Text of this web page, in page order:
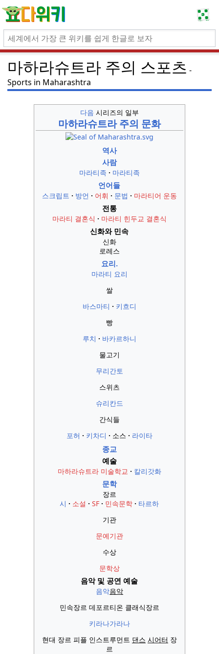
마하라슈트라 주의 스포츠
Sports in Maharashtra
다음 시리즈의 일부
마하라슈트라 주의 문화
역사
사람
마라티족 마라티족
언어들
스크립트 방언 어휘 문법 마라티어 운동
전통
마라티 결혼식 마라티 힌두교 결혼식
신화와 민속
신화
로레스
요리.
마라티 요리
쌀
바스마티
키흐디
빵
루치
바카르하니
물고기
무리간토
스위츠
슈리칸드
간식들
포허
키차디 소스 라이타
종교
예술
마하라슈트라 미술학교 칼리갓화
문학
장르
시
소설 SF 민속문학
타르하
기관
문예기관
수상
문학상
음악 및 공연 예술
음악음악
민속장르 데포르티온 클래식장르
키라나가라나
현대 장르 피플 인스트루먼트 댄스 시어터 장
르